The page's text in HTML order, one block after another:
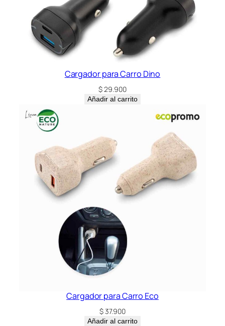
Cargador para Carro Dino
$29.900
Añadir al carrito
Cargador para Carro Eco
$37.900
Añadir al carrito